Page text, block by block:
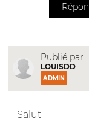
Publié par
LOUISDD
ADMIN
Salut